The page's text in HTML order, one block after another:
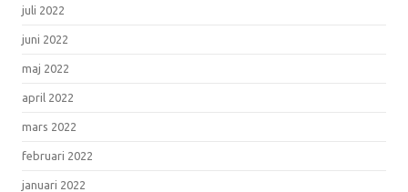
juli 2022
juni 2022
maj 2022
april 2022
mars 2022
februari 2022
januari 2022